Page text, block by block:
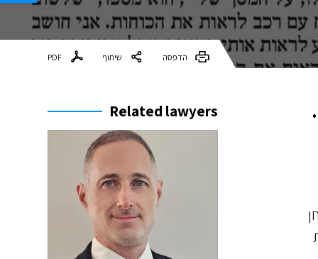
הדפסה שיתוף PDF
Related lawyers